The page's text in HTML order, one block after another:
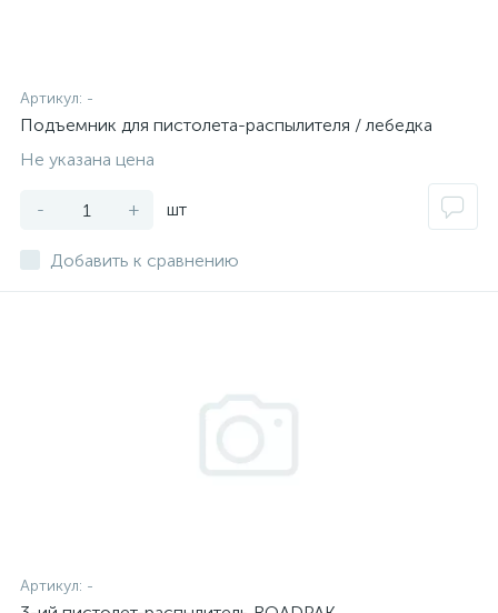
Артикул: -
Подъемник для пистолета-распылителя / лебедка
Не указана цена
- + шт
Добавить к сравнению
Артикул: -